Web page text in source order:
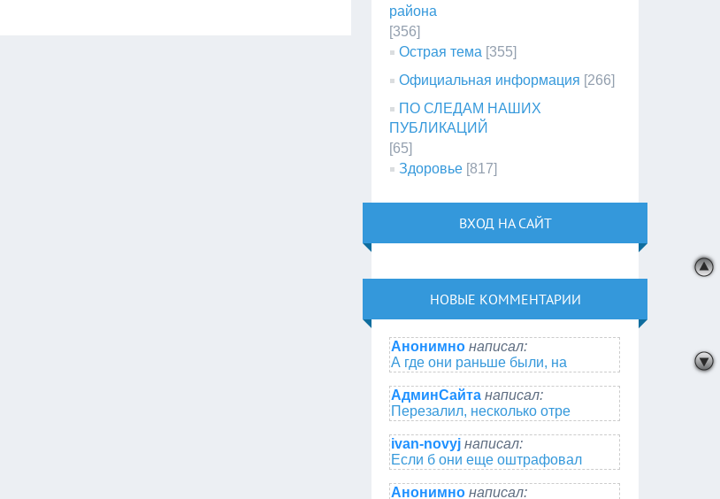
района
[356]
Острая тема [355]
Официальная информация [266]
ПО СЛЕДАМ НАШИХ
ПУБЛИКАЦИЙ
[65]
Здоровье [817]
ВХОД НА САЙТ
НОВЫЕ КОММЕНТАРИИ
Анонимно написал:
А где они раньше были, на
АдминСайта написал:
Перезалил, несколько отре
ivan-novyj написал:
Если б они еще оштрафовал
Анонимно написал: